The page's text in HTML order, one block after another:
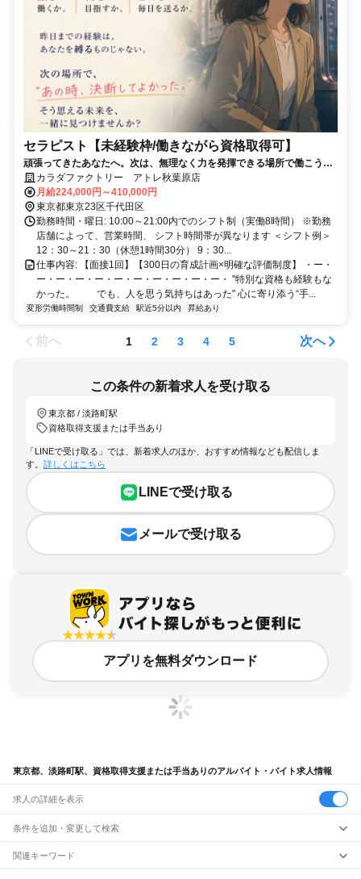
セラピスト【未経験枠/働きながら資格取得可】
頑張ってきたあなたへ。次は、無理なく力を発揮できる場所で働こう。
【平均年齢28歳／髪色自由】★未経験活躍中★
カラダファクトリー アトレ秋葉原店
月給224,000円～410,000円
東京都東京23区千代田区
勤務時間・曜日: 10:00～21:00内でのシフト制（実働8時間） ※勤務
店舗によって、営業時間、 シフト時間帯が異なります ＜シフト例＞
12：30～21：30（休憩1時間30分） 9：30...
仕事内容: 【面接1回】【300日の育成計画×明確な評価制度】 ・ー・
ー・ー・ー・ー・ー・ー・ー・ー・ー・ー・ "特別な資格も経験もな
かった。 でも、人を思う気持ちはあった" 心に寄り添う“手...
変形労働時間制 交通費支給 駅近5分以内 昇給あり
前へ 1 2 3 4 5 次へ
この条件の新着求人を受け取る
東京都 / 淡路町駅
資格取得支援または手当あり
「LINEで受け取る」では、新着求人のほか、おすすめ情報なども配信しま
す。 詳しくはこちら
LINEで受け取る
メールで受け取る
アプリを無料ダウンロード
東京都、淡路町駅、資格取得支援または手当ありのアルバイト・バイト求人情報
求人の詳細を表示
条件を追加・変更して検索
市区町村を追加・変更
関連キーワード